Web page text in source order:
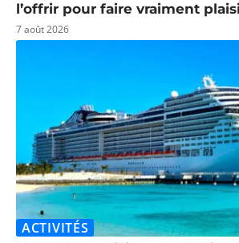
l’offrir pour faire vraiment
7 août 2026
ACTIVITÉS